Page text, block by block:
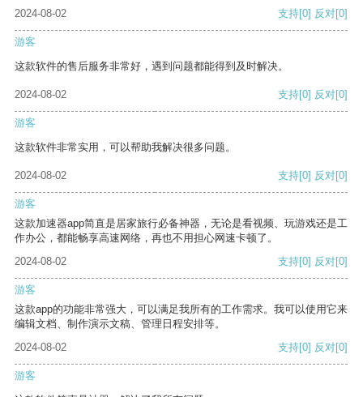
2024-08-02 支持[0] 反对[0]
游客
这款软件的售后服务非常好，遇到问题都能得到及时解决。
2024-08-02 支持[0] 反对[0]
游客
这款软件非常实用，可以帮助我解决很多问题。
2024-08-02 支持[0] 反对[0]
游客
这款加速器app简直是居家旅行必备神器，无论是看视频、玩游戏还是工
作办公，都能畅享高速网络，再也不用担心网速卡顿了。
2024-08-02
支持[0] 反对[0]
游客
这款app的功能非常强大，可以满足我所有的工作需求。我可以使用它来
编辑文档、制作演示文稿、管理日程安排等。
2024-08-02
支持[0] 反对[0]
游客